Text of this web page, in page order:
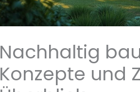
Nachhaltig
Konzepte und